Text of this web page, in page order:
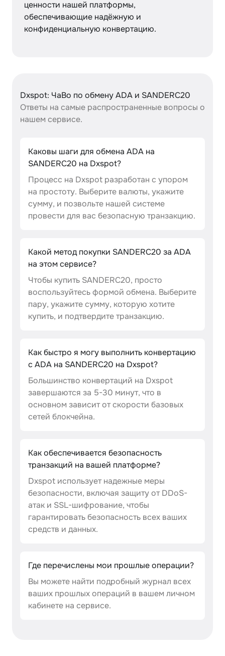
ценности нашей платформы,
обеспечивающие надёжную и
конфиденциальную конвертацию.
Dxspot: ЧаВо по обмену ADA и SANDERC20
Ответы на самые распространенные вопросы о
нашем сервисе.
Каковы шаги для обмена ADA на
SANDERC20 на Dxspot?
Процесс на Dxspot разработан с упором
на простоту. Выберите валюты, укажите
сумму, и позвольте нашей системе
провести для вас безопасную транзакцию.
Какой метод покупки SANDERC20 за ADA
на этом сервисе?
Чтобы купить SANDERC20, просто
воспользуйтесь формой обмена. Выберите
пару, укажите сумму, которую хотите
купить, и подтвердите транзакцию.
Как быстро я могу выполнить конвертацию
с ADA на SANDERC20 на Dxspot?
Большинство конвертаций на Dxspot
завершаются за 5-30 минут, что в
основном зависит от скорости базовых
сетей блокчейна.
Как обеспечивается безопасность
транзакций на вашей платформе?
Dxspot использует надежные меры
безопасности, включая защиту от DDoS-
атак и SSL-шифрование, чтобы
гарантировать безопасность всех ваших
средств и данных.
Где перечислены мои прошлые операции?
Вы можете найти подробный журнал всех
ваших прошлых операций в вашем личном
кабинете на сервисе.